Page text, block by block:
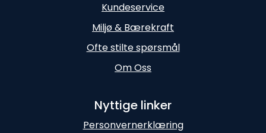
Kundeservice
Miljø & Bærekraft
Ofte stilte spørsmål
Om Oss
Nyttige linker
Personvernerklæring